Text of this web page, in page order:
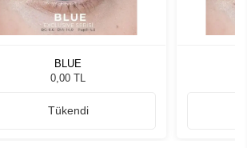
BLUE
0,00 TL
Tükendi